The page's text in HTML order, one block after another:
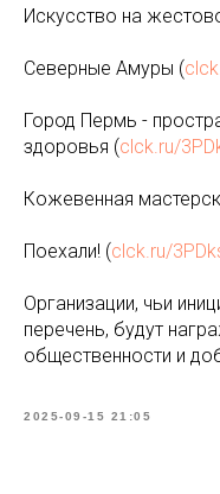
Искусство на
Северные Амуры (
Город Пермь -
здоровья (clck.ru/
Кожевенная
Поехали! (clck.ru/
Организации, чьи
перечень, будут
общественности и
2025-09-15 21:05